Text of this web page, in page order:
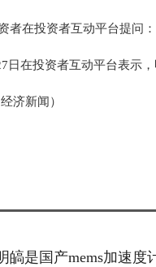
者在投资者互动平台提问
日在投资者互动平台表示
济新闻）
皜是国产mems加速度